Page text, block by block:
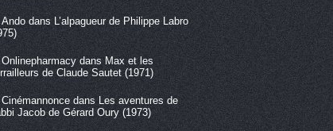
Andodans L’alpagueur de Philippe Labro
Onlinepharmacy dansMax et les
de Claude Sautet (1971)
Cinémannonce dansLes aventures de
Jacob de Gérard Oury (1973)